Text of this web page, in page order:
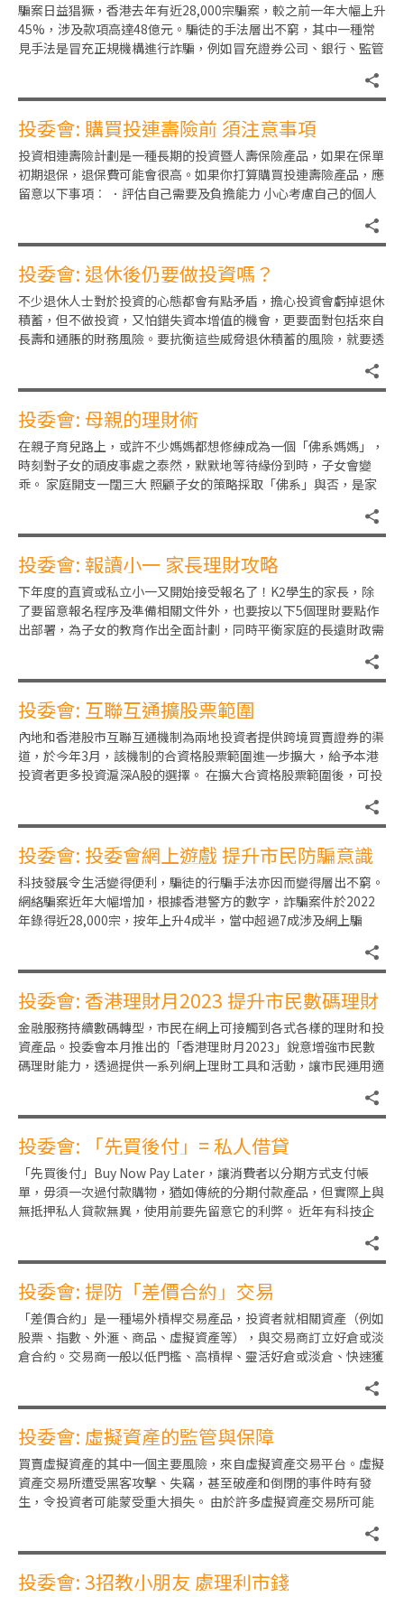
騙案日益猖獗，香港去年有近28,000宗騙案，較之前一年大幅上升
45%，涉及款項高達48億元。騙徒的手法層出不窮，其中一種常
見手法是冒充正規機構進行詐騙，例如冒充證券公司、銀行、監管
投委會: 購買投連壽險前 須注意事項
投資相連壽險計劃是一種長期的投資暨人壽保險產品，如果在保單
初期退保，退保費可能會很高。如果你打算購買投連壽險產品，應
留意以下事項︰ ．評估自己需要及負擔能力 小心考慮自己的個人
投委會: 退休後仍要做投資嗎？
不少退休人士對於投資的心態都會有點矛盾，擔心投資會虧掉退休
積蓄，但不做投資，又怕錯失資本增值的機會，更要面對包括來自
長壽和通脹的財務風險。要抗衡這些威脅退休積蓄的風險，就要透
投委會: 母親的理財術
在親子育兒路上，或許不少媽媽都想修練成為一個「佛系媽媽」，
時刻對子女的頑皮事處之泰然，默默地等待緣份到時，子女會變
乖。 家庭開支一闊三大 照顧子女的策略採取「佛系」與否，是家
投委會: 報讀小一 家長理財攻略
下年度的直資或私立小一又開始接受報名了！K2學生的家長，除
了要留意報名程序及準備相關文件外，也要按以下5個理財要點作
出部署，為子女的教育作出全面計劃，同時平衡家庭的長遠財政需
投委會: 互聯互通擴股票範圍
內地和香港股市互聯互通機制為兩地投資者提供跨境買賣證券的渠
道，於今年3月，該機制的合資格股票範圍進一步擴大，給予本港
投資者更多投資滬深A股的選擇。 在擴大合資格股票範圍後，可投
投委會: 投委會網上遊戲 提升市民防騙意識
科技發展令生活變得便利，騙徒的行騙手法亦因而變得層出不窮。
網絡騙案近年大幅增加，根據香港警方的數字，詐騙案件於2022
年錄得近28,000宗，按年上升4成半，當中超過7成涉及網上騙
投委會: 香港理財月2023 提升市民數碼理財
能力
金融服務持續數碼轉型，市民在網上可接觸到各式各樣的理財和投
資產品。投委會本月推出的「香港理財月2023」銳意增強市民數
碼理財能力，透過提供一系列網上理財工具和活動，讓市民運用適
投委會: 「先買後付」= 私人借貸
「先買後付」Buy Now Pay Later，讓消費者以分期方式支付帳
單，毋須一次過付款購物，猶如傳統的分期付款產品，但實際上與
無抵押私人貸款無異，使用前要先留意它的利弊。 近年有科技企
投委會: 提防「差價合約」交易
「差價合約」是一種場外槓桿交易產品，投資者就相關資產（例如
股票、指數、外滙、商品、虛擬資產等），與交易商訂立好倉或淡
倉合約。交易商一般以低門檻、高槓桿、靈活好倉或淡倉、快速獲
投委會: 虛擬資產的監管與保障
買賣虛擬資產的其中一個主要風險，來自虛擬資產交易平台。虛擬
資產交易所遭受黑客攻擊、失竊，甚至破產和倒閉的事件時有發
生，令投資者可能蒙受重大損失。 由於許多虛擬資產交易所可能
投委會: 3招教小朋友 處理利市錢